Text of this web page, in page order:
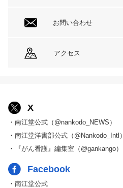
お問い合わせ
アクセス
X
・南江堂公式（@nankodo_NEWS）
・南江堂洋書部公式（@Nankodo_Intl）
・『がん看護』編集室（@gankango）
Facebook
・南江堂公式